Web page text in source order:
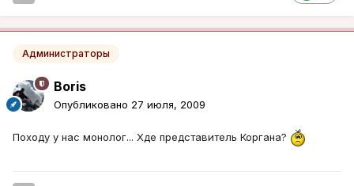
Администраторы
Boris
Опубликовано 27 июля, 2009
Походу у нас монолог... Хде представитель Коргана?